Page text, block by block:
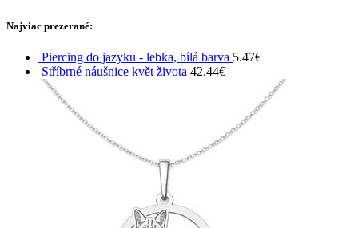
Najviac prezerané:
Piercing do jazyku - lebka, bílá barva 5.47€
Stříbrné náušnice květ života 42.44€